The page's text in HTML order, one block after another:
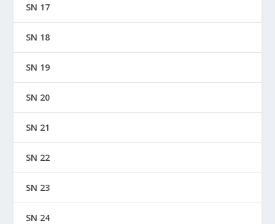
SN 17
SN 18
SN 19
SN 20
SN 21
SN 22
SN 23
SN 24